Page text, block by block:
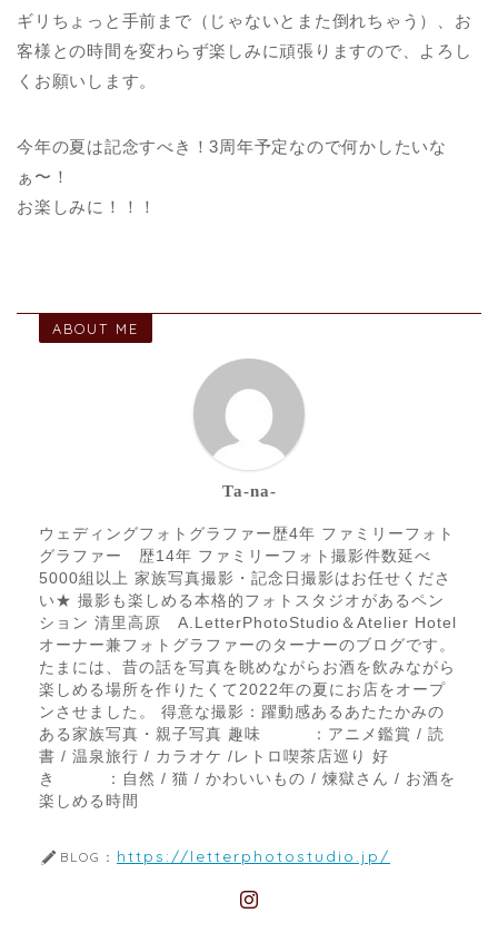
ギリちょっと手前まで（じゃないとまた倒れちゃう）、お
客様との時間を変わらず楽しみに頑張りますので、よろし
くお願いします。
今年の夏は記念すべき！3周年予定なので何かしたいな
ぁ〜！
お楽しみに！！！
ABOUT ME
Ta-na-
ウェディングフォトグラファー歴4年 ファミリーフォト
グラファー 歴14年 ファミリーフォト撮影件数延べ
5000組以上 家族写真撮影・記念日撮影はお任せくださ
い★ 撮影も楽しめる本格的フォトスタジオがあるペン
ション 清里高原 A.LetterPhotoStudio＆Atelier Hotel
オーナー兼フォトグラファーのターナーのブログです。
たまには、昔の話を写真を眺めながらお酒を飲みながら
楽しめる場所を作りたくて2022年の夏にお店をオープ
ンさせました。 得意な撮影：躍動感あるあたたかみの
ある家族写真・親子写真 趣味 ：アニメ鑑賞 / 読
書 / 温泉旅行 / カラオケ /レトロ喫茶店巡り 好
き ：自然 / 猫 / かわいいもの / 煉獄さん / お酒を
楽しめる時間
BLOG： https://letterphotostudio.jp/